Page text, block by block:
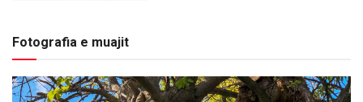
Fotografia e muajit